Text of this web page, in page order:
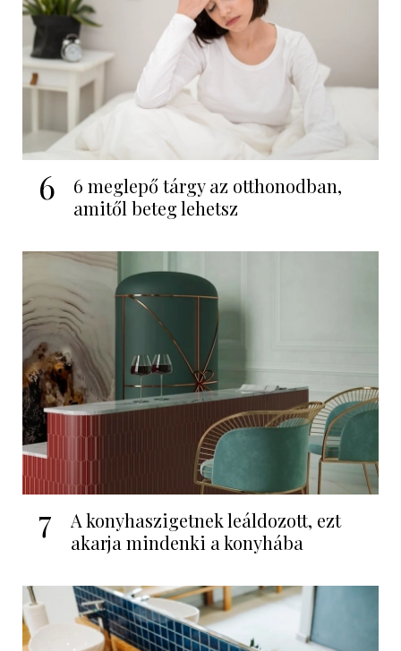
6
6 meglepő tárgy az otthonodban,
amitől beteg lehetsz
7
A konyhaszigetnek leáldozott, ezt
akarja mindenki a konyhába